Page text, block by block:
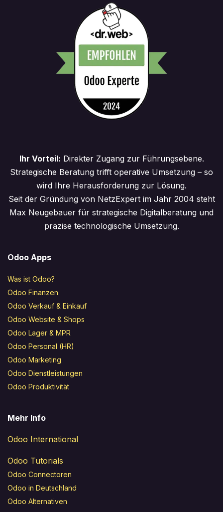
Ihr Vorteil: Direkter Zugang zur Führungsebene.
Strategische Beratung trifft operative Umsetzung – so
wird Ihre Herausforderung zur Lösung.
Seit der Gründung von NetzExpert im Jahr 2004 steht
Max Neugebauer für strategische Digitalberatung und
präzise technologische Umsetzung.
Odoo Apps
Was ist Odoo?
Odoo Finanzen
Odoo Verkauf & Einkauf
Odoo Website & Shops
Odoo Lager & MPR
Odoo Personal (HR)
Odoo Marketing
Odoo Dienstleistungen
Odoo Produktivität
Mehr Info
Odoo International
Odoo Tutorials
Odoo Connectoren
Odoo in Deutschland
Odoo Alternativen